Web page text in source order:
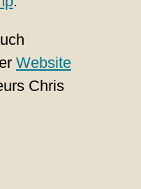
Website
Chris